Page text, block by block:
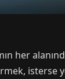
her
isterse